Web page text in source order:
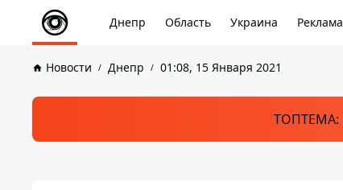
Днепр Область Украина Реклама
Новости Днепр 01:08, 15 Января 2021
ТОПТЕМА: